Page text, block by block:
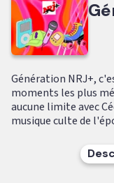
Génération NRJ+,
moments les plus
aucune limite avec
musique culte de